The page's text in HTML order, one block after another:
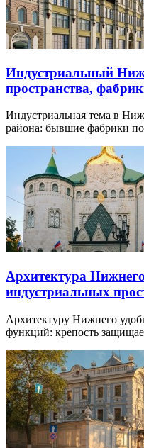
Индустриальный
пространства,
Индустриальная тема в
района: бывшие фабрики
Архитектура
индустриальных
Архитектуру Нижнего
функций: крепость